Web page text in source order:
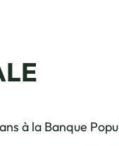
à la Banque